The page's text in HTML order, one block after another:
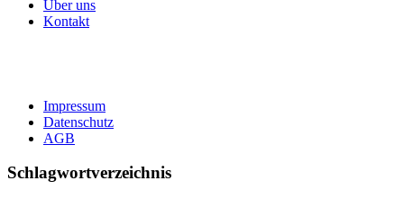
Über uns
Kontakt
Impressum
Datenschutz
AGB
Schlagwortverzeichnis